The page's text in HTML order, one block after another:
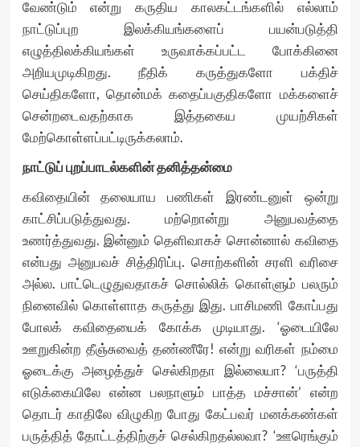
வேண்டும் என்று கருதிய காலகட்டங்களில் எல்லாம்
நாட்டுப்புற இலக்கியங்களைப் பயன்படுத்தி
எழுத்திலக்கியங்கள் உருவாக்கப்பட்ட போக்கினை
அறியமுடிகிறது. நீதிக் கருத்துகளோ பக்திச்
செய்திகளோ, தொன்மக் கதைப்பகுதிகளோ மக்களைச்
சென்றடைவதற்காக இத்தகைய முயற்சிகள்
மேற்கொள்ளப்பட்டிருக்கலாம்.
நாட்டுப் புறப்பாடல்களின் தனித்தன்மை
கவிதையின் தலையாய பணிகள் இரண்டனுள் ஒன்று
காட்சிப்படுத்துவது. மற்றொன்று அனுபவத்தை
உணர்த்துவது. இன்னும் தெளிவாகச் சொன்னால் கவிதை
என்பது அனுபவச் சித்திரிப்பு. சொற்களின் சரளி வரிசை
அல்ல. பாட்டெழுதுவதாகச் சொல்லிக் கொள்ளும் பலரும்
நினைவில் கொள்ளாத கருத்து இது. பாசிமணி கோப்பது
போலக் கவிதையைக் கோக்க முடியாது. ‘ஓடையிலே
ஊறுகின்ற தீஞ்சுவைத் தண்ணீரே! என்று வரிகள் நம்மை
ஓடைக்கு அழைத்துச் செல்கிறதா இல்லையா? ‘பருத்தி
எடுக்கையிலே என்ன பலநாளும் பாத்த மச்சான்’ என்ற
தொடர் காதிலே விழுகிற போது கேட்பவர் மனக்கண்கள்
பருத்தித் தோட்டத்திற்குச் செல்கிறதல்லவா? ‘ஊரெங்கும்